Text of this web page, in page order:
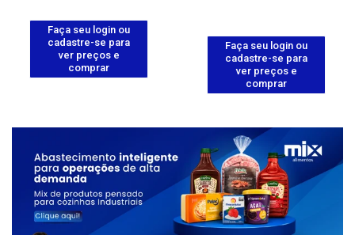
Faça seu login ou
cadastre-se para
ver preços e
comprar
Faça seu login ou
cadastre-se para
ver preços e
comprar